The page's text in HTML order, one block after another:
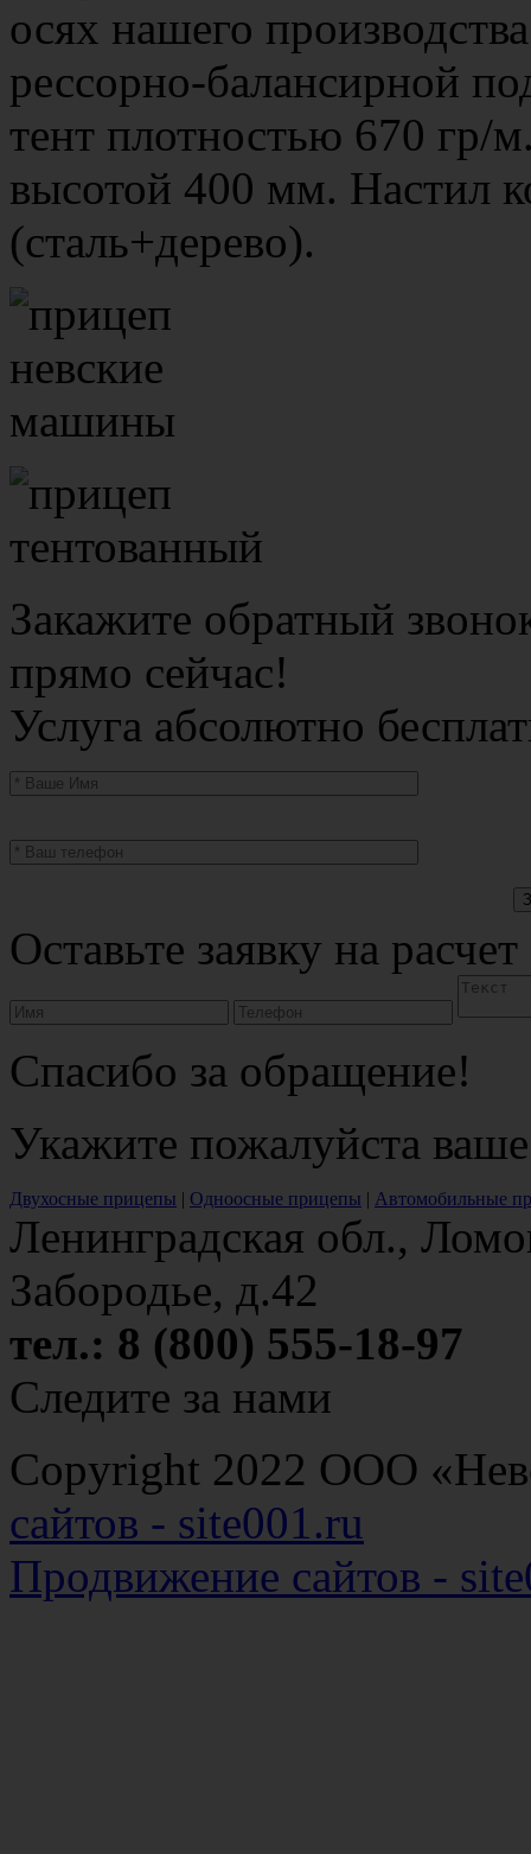
осях нашего
рессорно-балансирной
тент плотностью 670 гр/
высотой 400 мм. Настил
(сталь+дерево).
Закажите обратный
прямо сейчас!
Услуга абсолютно
Оставьте заявку на расчет
Спасибо за обращение!
Укажите пожалуйста
Двухосные прицепы | Одноосные прицепы | Автомобильные
Ленинградская обл.,
Забородье, д.42
тел.: 8 (800) 555-18-97
Следите за нами
Copyright 2022 ООО
сайтов - site001.ru
Продвижение сайтов -